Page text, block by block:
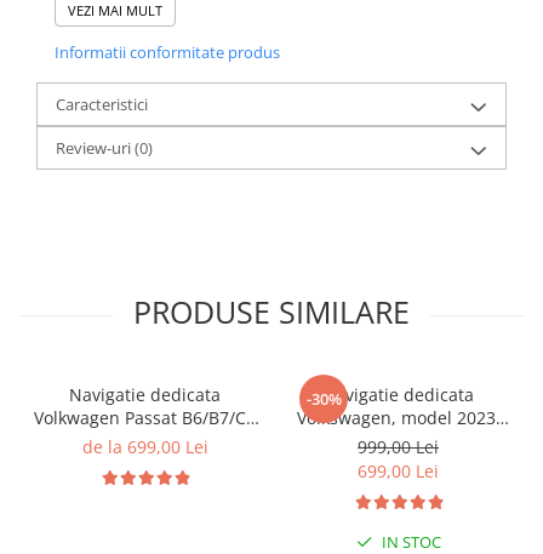
VEZI MAI MULT
Informatii conformitate produs
Caracteristici
Review-uri(0)
PRODUSE SIMILARE
Navigatie dedicata
Volkwagen Passat B6/B7/CC
Gri, 4GB RAM 64GB ROM,
Display QLED 10", DSP,
de la 699,00 Lei
-30%Navigatie dedicata
Volkswagen, model 2023,
4GB RAM 64GB ROM,
Quadcore, Android 14,
Display QLED 7", DSP,
Carplay&Android Auto,
Suport camere AHD
999,00 Lei
699,00 Lei
IN STOC